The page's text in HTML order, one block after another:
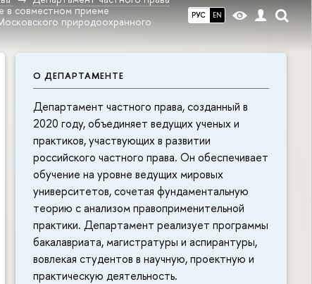
РУС EN
в совместном приеме
природоохранного
О ДЕПАРТАМЕНТЕ
Департамент частного права, созданный в
2020 году, объединяет ведущих ученых и
практиков, участвующих в развитии
российского частного права. Он обеспечивает
обучение на уровне ведущих мировых
университетов, сочетая фундаментальную
теорию с анализом правоприменительной
практики. Департамент реализует программы
бакалавриата, магистратуры и аспирантуры,
вовлекая студентов в научную, проектную и
практическую деятельность.